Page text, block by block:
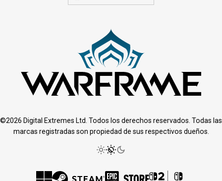
©2026 Digital Extremes Ltd. Todos los derechos reservados. Todas las
marcas registradas son propiedad de sus respectivos dueños.